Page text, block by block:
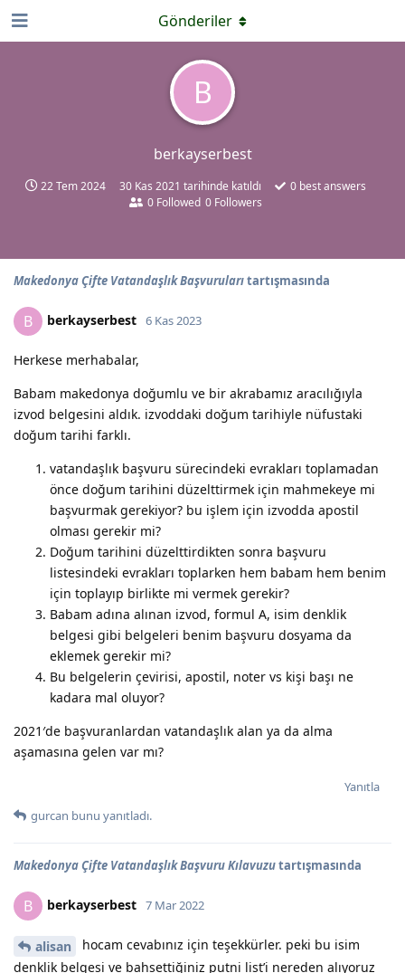
B
berkayserbest
22 Tem 2024 30 Kas 2021 tarihinde katıldı 0 best answers
0 Followed 0 Followers
Gönderiler
Makedonya Çifte Vatandaşlık Başvurularıtartışmasında
B berkayserbest 6 Kas 2023
Herkese merhabalar,
Babam makedonya doğumlu ve bir akrabamız aracılığıyla
izvod belgesini aldık. izvoddaki doğum tarihiyle nüfustaki
doğum tarihi farklı.
vatandaşlık başvuru sürecindeki evrakları toplamadan
önce doğum tarihini düzelttirmek için mahmekeye mi
başvurmak gerekiyor? bu işlem için izvodda apostil
olması gerekir mi?
Doğum tarihini düzelttirdikten sonra başvuru
listesindeki evrakları toplarken hem babam hem benim
için toplayıp birlikte mi vermek gerekir?
Babam adına alınan izvod, formul A, isim denklik
belgesi gibi belgeleri benim başvuru dosyama da
eklemek gerekir mi?
Bu belgelerin çevirisi, apostil, noter vs kişi başı ne
kadara mal oluyor?
2021′de başvuranlardan vatandaşlık alan ya da alma
aşamasına gelen var mı?
Yanıtla
gurcan bunu yanıtladı.
Makedonya Çifte Vatandaşlık Başvuru Kılavuzutartışmasında
B berkayserbest 7 Mar 2022
alisan
hocam cevabınız için teşekkürler. peki bu isim
denklik belgesi ve bahsettiğiniz putni list’i nereden alıyoruz